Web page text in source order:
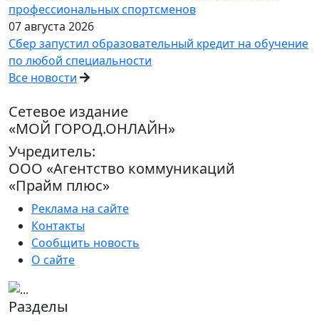
профессиональных спортсменов
07 августа 2026
Сбер запустил образовательный кредит на обучение
по любой специальности
Все новости
Сетевое издание
«МОЙ ГОРОД.ОНЛАЙН»
Учредитель:
ООО «Агентство коммуникаций
«Прайм плюс»
Реклама на сайте
Контакты
Сообщить новость
О сайте
Разделы